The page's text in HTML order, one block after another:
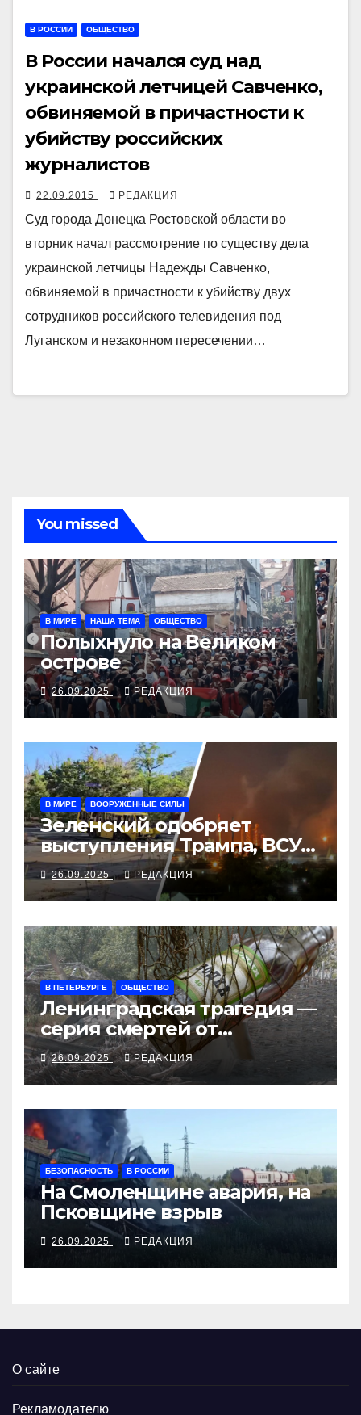
В РОССИИ ОБЩЕСТВО
В России начался суд над
украинской летчицей Савченко,
обвиняемой в причастности к
убийству российских
журналистов
22.09.2015 РЕДАКЦИЯ
Суд города Донецка Ростовской области во
вторник начал рассмотрение по существу дела
украинской летчицы Надежды Савченко,
обвиняемой в причастности к убийству двух
сотрудников российского телевидения под
Луганском и незаконном пересечении…
You missed
В МИРЕ НАША ТЕМА ОБЩЕСТВО
Полыхнуло на Великом
острове
26.09.2025 РЕДАКЦИЯ
В МИРЕ ВООРУЖЁННЫЕ СИЛЫ
Зеленский одобряет
выступления Трампа, ВСУ
закрыли Добропольский
рубеж
26.09.2025 РЕДАКЦИЯ
В ПЕТЕРБУРГЕ ОБЩЕСТВО
Ленинградская трагедия —
серия смертей от
алкосуррогата
26.09.2025 РЕДАКЦИЯ
БЕЗОПАСНОСТЬ В РОССИИ
На Смоленщине авария, на
Псковщине взрыв
26.09.2025 РЕДАКЦИЯ
О сайте
Рекламодателю